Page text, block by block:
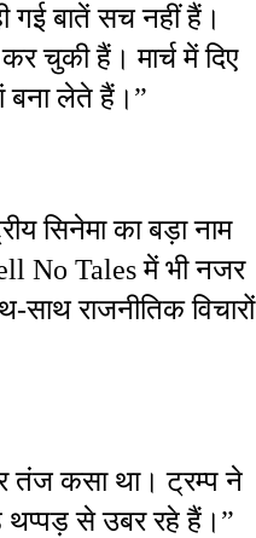
गई बातें सच नहीं हैं।
चुकी हैं। मार्च में दिए
बना लेते हैं।”
सिनेमा का बड़ा नाम
No Tales में भी नजर
राजनीतिक विचारों
तंज कसा था। ट्रम्प ने
थप्पड़ से उबर रहे हैं।”